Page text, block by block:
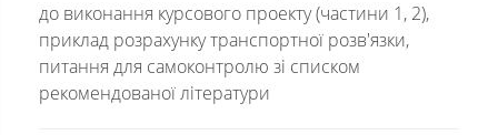
до виконання курсового проекту (частини 1, 2),
приклад розрахунку транспортної розв'язки,
питання для самоконтролю зі списком
рекомендованої літератури